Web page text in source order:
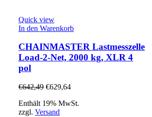
Quick view
In den Warenkorb
CHAINMASTER Lastmesszelle
Load-2-Net, 2000 kg, XLR 4
pol
€642,49 €629,64
Enthält 19% MwSt.
zzgl. Versand